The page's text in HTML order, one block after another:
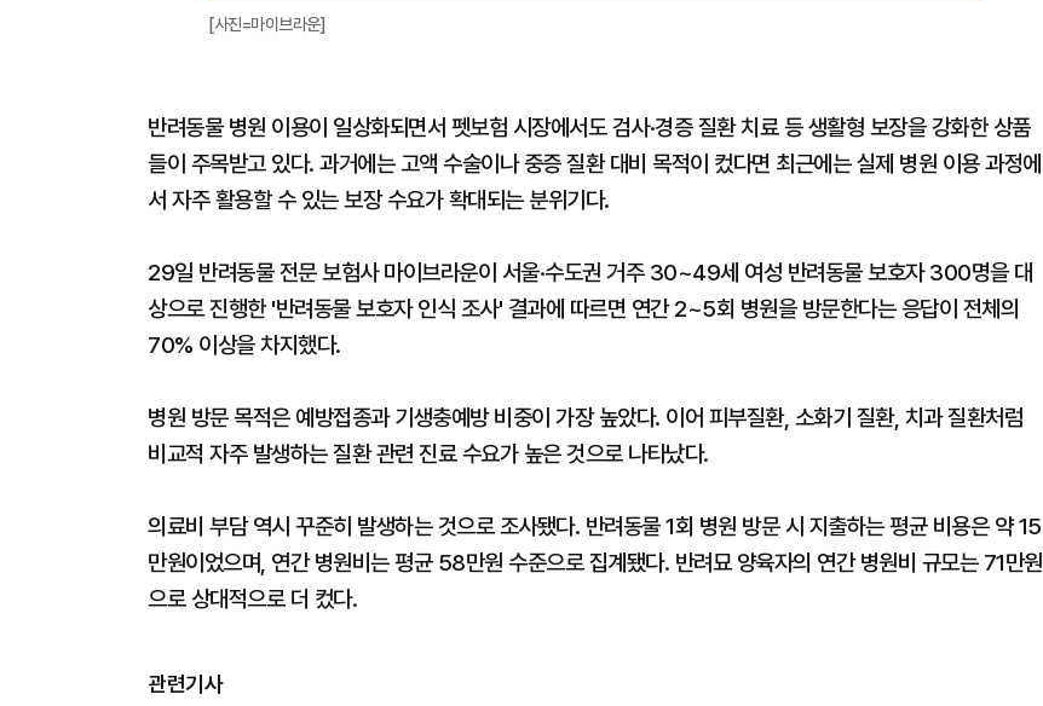
[사진=마이브라운]
반려동물 병원 이용이 일상화되면서 펫보험 시장에서도 검사·경증 질환 치료 등 생활형 보장을 강화한 상품
들이 주목받고 있다. 과거에는 고액 수술이나 중증 질환 대비 목적이 컸다면 최근에는 실제 병원 이용 과정에
서 자주 활용할 수 있는 보장 수요가 확대되는 분위기다.
29일 반려동물 전문 보험사 마이브라운이 서울·수도권 거주 30~49세 여성 반려동물 보호자 300명을 대
상으로 진행한 '반려동물 보호자 인식 조사' 결과에 따르면 연간 2~5회 병원을 방문한다는 응답이 전체의
70% 이상을 차지했다.
병원 방문 목적은 예방접종과 기생충예방 비중이 가장 높았다. 이어 피부질환, 소화기 질환, 치과 질환처럼
비교적 자주 발생하는 질환 관련 진료 수요가 높은 것으로 나타났다.
의료비 부담 역시 꾸준히 발생하는 것으로 조사됐다. 반려동물 1회 병원 방문 시 지출하는 평균 비용은 약 15
만원이었으며, 연간 병원비는 평균 58만원 수준으로 집계됐다. 반려묘 양육자의 연간 병원비 규모는 71만원
으로 상대적으로 더 컸다.
관련기사